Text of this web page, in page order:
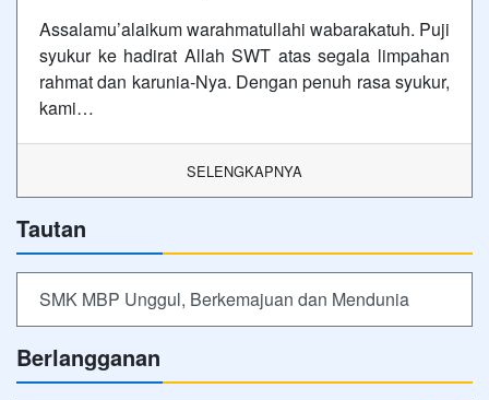
Assalamu’alaikum warahmatullahi wabarakatuh. Puji
syukur ke hadirat Allah SWT atas segala limpahan
rahmat dan karunia-Nya. Dengan penuh rasa syukur,
kami…
SELENGKAPNYA
Tautan
SMK MBP Unggul, Berkemajuan dan Mendunia
Berlangganan